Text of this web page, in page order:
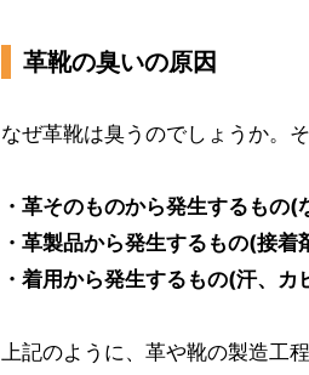
革靴の臭いの原因
なぜ革靴は臭うのでしょうか。
・革そのものから発生するもの(
・革製品から発生するもの(接着
・着用から発生するもの(汗、カ
上記のように、革や靴の製造工